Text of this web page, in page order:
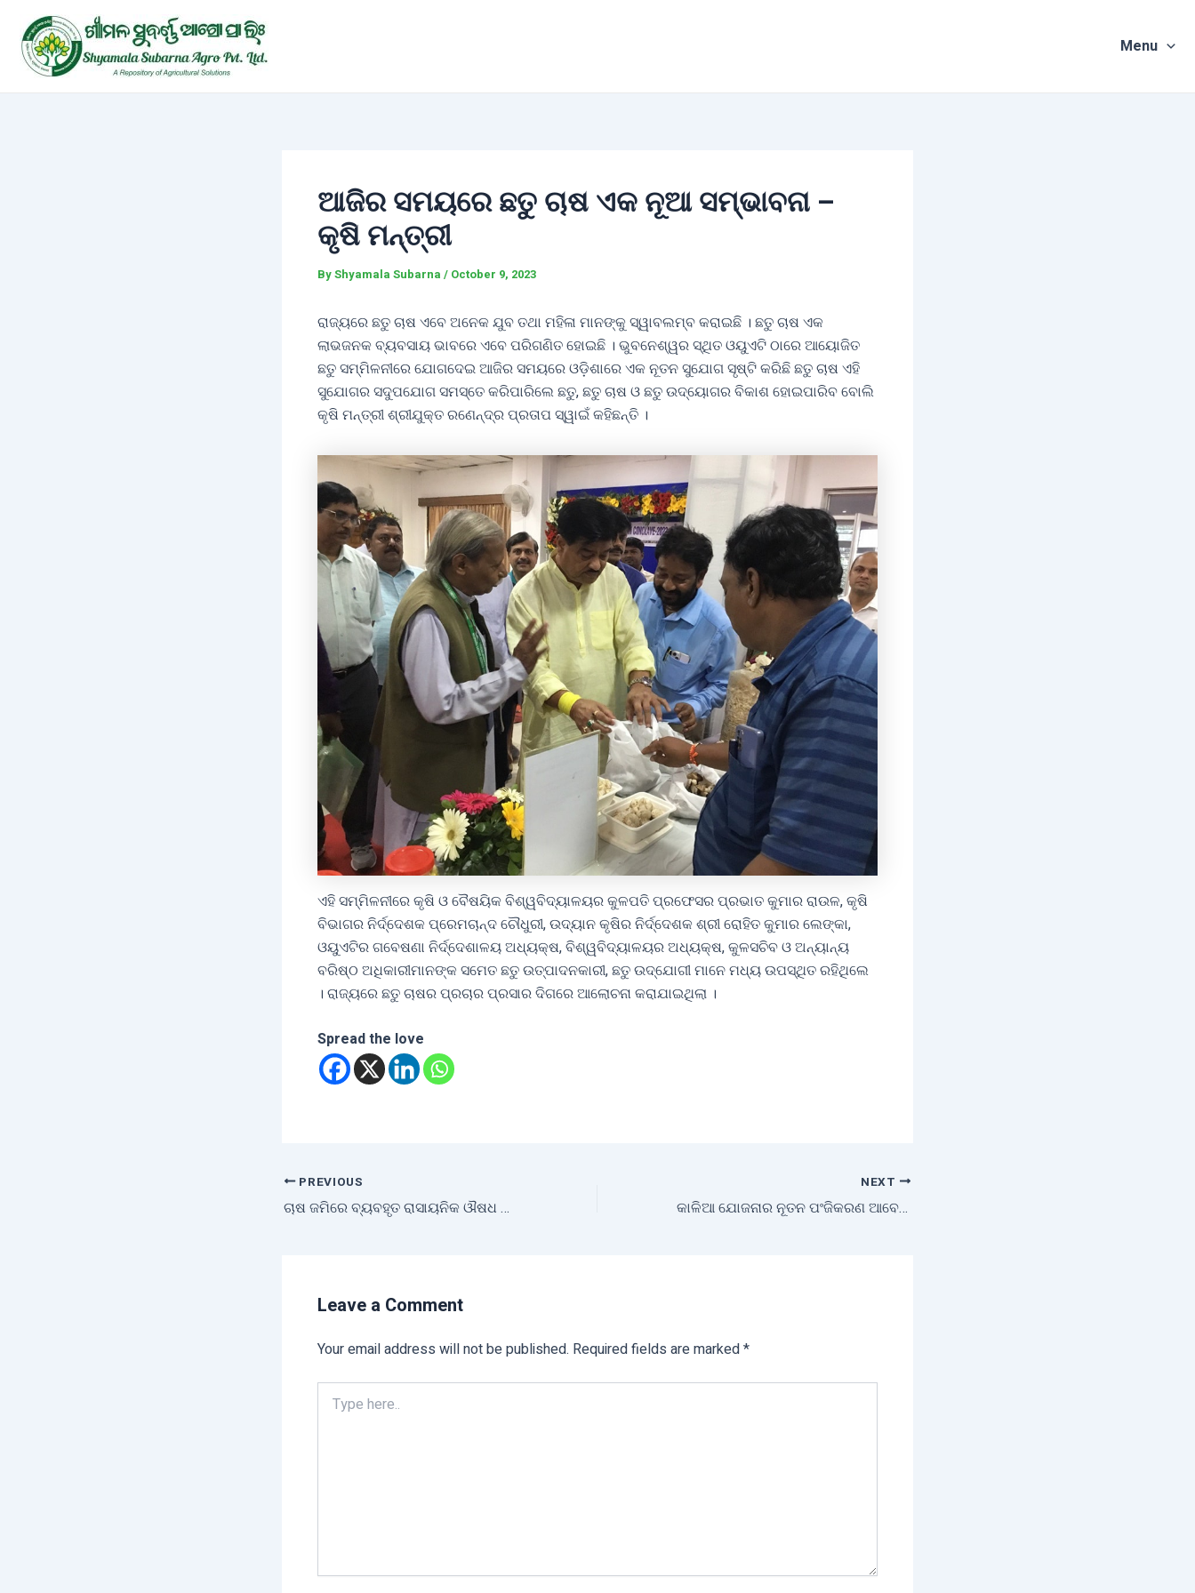
content
Menu
ଆଜିର ସମୟରେ ଛତୁ ଚାଷ ଏକ ନୂଆ ସମ୍ଭାବନା –
କୃଷି ମନ୍ତ୍ରୀ
ByShyamala Subarna / October 9, 2023
ରାଜ୍ୟରେ ଛତୁ ଚାଷ ଏବେ ଅନେକ ଯୁବ ତଥା ମହିଳା ମାନଙ୍କୁ ସ୍ୱାବଲମ୍ବ କରାଇଛି । ଛତୁ ଚାଷ ଏକ
ଲାଭଜନକ ବ୍ୟବସାୟ ଭାବରେ ଏବେ ପରିଗଣିତ ହୋଇଛି । ଭୁବନେଶ୍ୱର ସ୍ଥିତ ଓୟୁଏଟି ଠାରେ ଆୟୋଜିତ
ଛତୁ ସମ୍ମିଳନୀରେ ଯୋଗଦେଇ ଆଜିର ସମୟରେ ଓଡ଼ିଶାରେ ଏକ ନୂତନ ସୁଯୋଗ ସୃଷ୍ଟି କରିଛି ଛତୁ ଚାଷ ଏହି
ସୁଯୋଗର ସଦୁପଯୋଗ ସମସ୍ତେ କରିପାରିଲେ ଛତୁ, ଛତୁ ଚାଷ ଓ ଛତୁ ଉଦ୍‌ୟୋଗର ବିକାଶ ହୋଇପାରିବ ବୋଲି
କୃଷି ମନ୍ତ୍ରୀ ଶ୍ରୀଯୁକ୍ତ ରଣେନ୍ଦ୍ର ପ୍ରତାପ ସ୍ୱାଇଁ କହିଛନ୍ତି ।
ଏହି ସମ୍ମିଳନୀରେ କୃଷି ଓ ବୈଷୟିକ ବିଶ୍ୱବିଦ୍ୟାଳୟର କୁଳପତି ପ୍ରଫେସର ପ୍ରଭାତ କୁମାର ରାଉଳ, କୃଷି
ବିଭାଗର ନିର୍ଦ୍ଦେଶକ ପ୍ରେମଚାନ୍ଦ ଚୌଧୁରୀ, ଉଦ୍ୟାନ କୃଷିର ନିର୍ଦ୍ଦେଶକ ଶ୍ରୀ ରୋହିତ କୁମାର ଲେଙ୍କା,
ଓୟୁଏଟିର ଗବେଷଣା ନିର୍ଦ୍ଦେଶାଳୟ ଅଧ୍ୟକ୍ଷ, ବିଶ୍ୱବିଦ୍ୟାଳୟର ଅଧ୍ୟକ୍ଷ, କୁଳସଚିବ ଓ ଅନ୍ୟାନ୍ୟ
ବରିଷ୍ଠ ଅଧିକାରୀମାନଙ୍କ ସମେତ ଛତୁ ଉତ୍ପାଦନକାରୀ, ଛତୁ ଉଦ୍‌ଯୋଗୀ ମାନେ ମଧ୍ୟ ଉପସ୍ଥିତ ରହିଥିଲେ
। ରାଜ୍ୟରେ ଛତୁ ଚାଷର ପ୍ରଚାର ପ୍ରସାର ଦିଗରେ ଆଲୋଚନା କରାଯାଇଥିଲା ।
Spread the love
PREVIOUS
ଚାଷ ଜମିରେ ବ୍ୟବହୃତ ରାସାୟନିକ ଔଷଧ ଉପରେ ଲାଗିଲା ରୋକ୍
NEXT
କାଳିଆ ଯୋଜନାର ନୂତନ ପଂଜିକରଣ ଆବେଦନ ଆରମ୍ଭ
Leave a Comment
Your email address will not be published. Required fields are marked*
Type
here..